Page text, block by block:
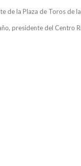
de la Plaza de Toros de
presidente del Centro